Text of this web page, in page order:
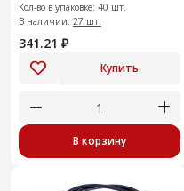
Кол-во в упаковке: 40 шт.
В наличии: 27 шт.
341.21 ₽
Купить
В корзину